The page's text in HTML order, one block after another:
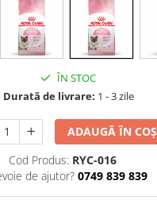
administrare
administrare
de Transport
pentru
ÎN STOC
Durată de livrare: 1 - 3 zile
ADAUGĂ ÎN COȘ
Cod Produs: RYC-016
de ajutor? 0749 839 839